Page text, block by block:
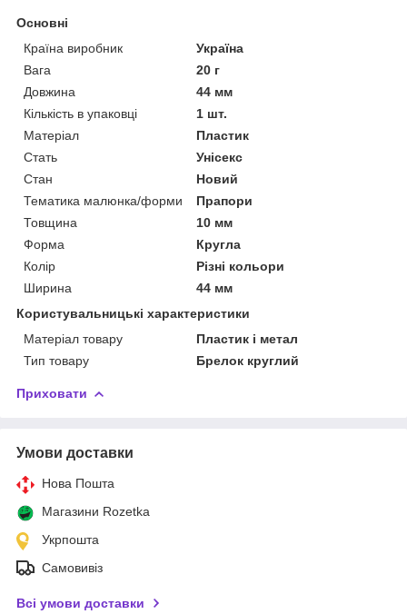
Основні
Країна виробник
Україна
Вага
20 г
Довжина
44 мм
Кількість в упаковці
1 шт.
Матеріал
Пластик
Стать
Унісекс
Стан
Новий
Тематика малюнка/форми
Прапори
Товщина
10 мм
Форма
Кругла
Колір
Різні кольори
Ширина
44 мм
Користувальницькі характеристики
Матеріал товару
Пластик і метал
Тип товару
Брелок круглий
Приховати
Умови доставки
Нова Пошта
Магазини Rozetka
Укрпошта
Самовивіз
Всі умови доставки